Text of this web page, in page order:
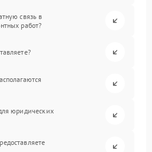
связь в
работ?
юридических